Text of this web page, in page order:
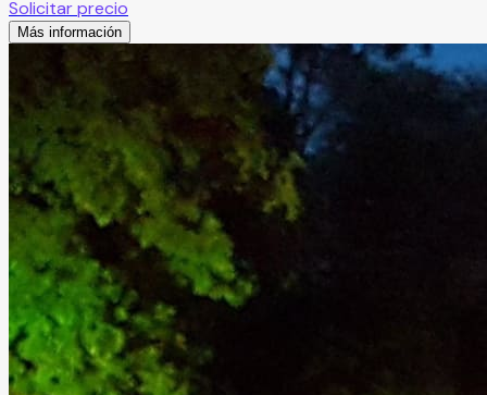
Solicitar precio
Más información